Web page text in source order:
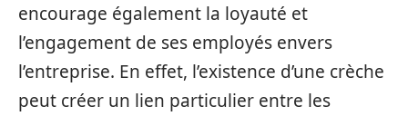
encourage également la loyauté et
l’engagement de ses employés envers
l’entreprise. En effet, l’existence d’une crèche
peut créer un lien particulier entre les